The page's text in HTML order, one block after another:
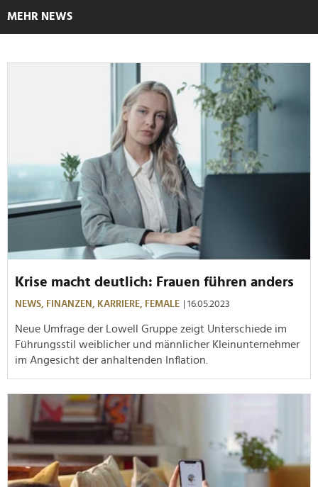
MEHR NEWS
Krise macht deutlich: Frauen führen anders
NEWS, FINANZEN, KARRIERE, FEMALE | 16.05.2023
Neue Umfrage der Lowell Gruppe zeigt Unterschiede im
Führungsstil weiblicher und männlicher Kleinunternehmer
im Angesicht der anhaltenden Inflation.